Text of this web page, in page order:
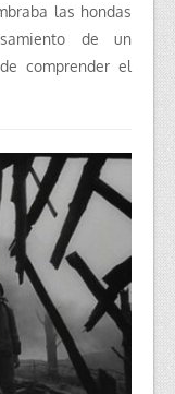
las hondas
de un
comprender el